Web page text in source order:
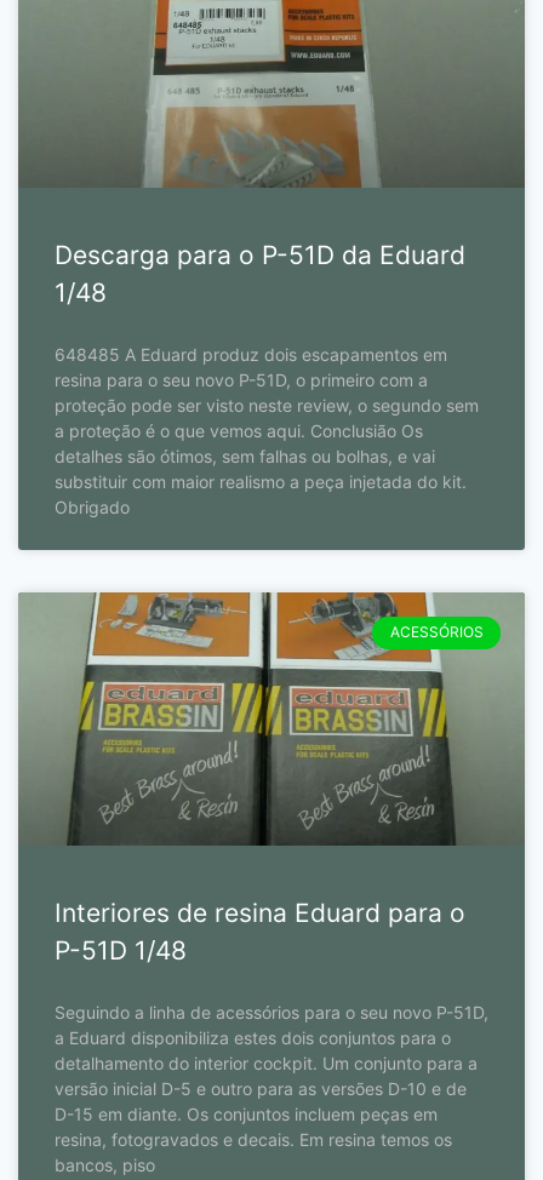
Descarga para o P-51D da Eduard
1/48
648485 A Eduard produz dois escapamentos em
resina para o seu novo P-51D, o primeiro com a
proteção pode ser visto neste review, o segundo sem
a proteção é o que vemos aqui. Conclusião Os
detalhes são ótimos, sem falhas ou bolhas, e vai
substituir com maior realismo a peça injetada do kit.
Obrigado
ACESSÓRIOS
Interiores de resina Eduard para o
P-51D 1/48
Seguindo a linha de acessórios para o seu novo P-51D,
a Eduard disponibiliza estes dois conjuntos para o
detalhamento do interior cockpit. Um conjunto para a
versão inicial D-5 e outro para as versões D-10 e de
D-15 em diante. Os conjuntos incluem peças em
resina, fotogravados e decais. Em resina temos os
bancos, piso